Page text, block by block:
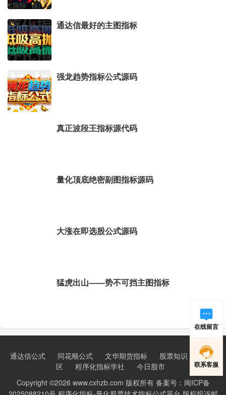
通达信最好的主图指标
强龙趋势指标公式源码
真正波段王指标源代码
量化顶底绝密副图指标源码
大涨在即选股公式源码
猛虎出山——势不可挡主图指标
通达信公式 同花顺公式 文华期货指标 股票知识
新手学
区
程序化指标学社
今日股市
Copyright ©2026 www.cxhzb.com 版权所有 备案号：闽ICP备
在线留言
联系客服